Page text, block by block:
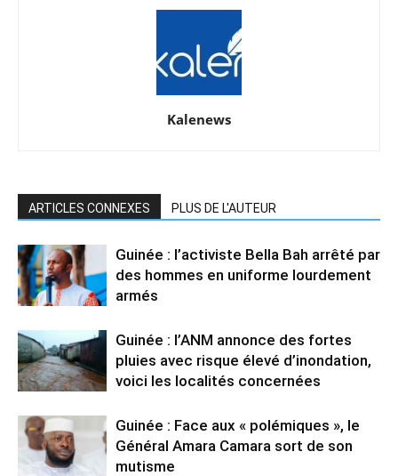
Kalenews
ARTICLES CONNEXES PLUS DE L'AUTEUR
Guinée : l’activiste Bella Bah arrêté par
des hommes en uniforme lourdement
armés
Guinée : l’ANM annonce des fortes
pluies avec risque élevé d’inondation,
voici les localités concernées
Guinée : Face aux « polémiques », le
Général Amara Camara sort de son
mutisme